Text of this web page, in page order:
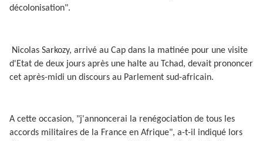
décolonisation".
Nicolas Sarkozy, arrivé au Cap dans la matinée pour une visite
d'Etat de deux jours après une halte au Tchad, devait prononcer
cet après-midi un discours au Parlement sud-africain.
A cette occasion, "j'annoncerai la renégociation de tous les
accords militaires de la France en Afrique", a-t-il indiqué lors